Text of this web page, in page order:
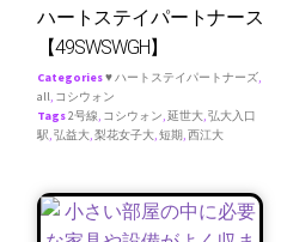
ハートステイパートナース
【49SWSWGH】
Categories♥ ハートステイパートナーズ,
all, コシウォン
Tags2号線, コシウォン,延世大,弘大入口
駅,弘益大,梨花女子大,短期,西江大